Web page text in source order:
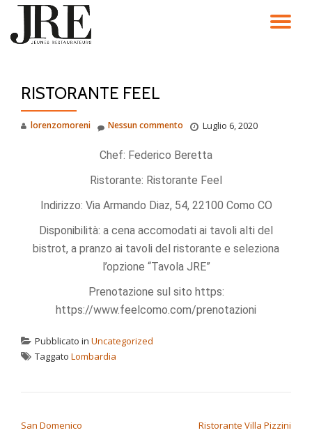
Passa
RISTORANTE FEEL
lorenzomoreni Luglio 6, 2020
Nessun commento
Chef: Federico Beretta
Ristorante: Ristorante Feel
Indirizzo: Via Armando Diaz, 54, 22100 Como CO
Disponibilità: a cena accomodati ai tavoli alti del
bistrot, a pranzo ai tavoli del ristorante e seleziona
l’opzione “Tavola JRE”
Prenotazione sul sito https:
https://www.feelcomo.com/prenotazioni
Pubblicato in Uncategorized
Taggato Lombardia
San Domenico Ristorante Villa Pizzini